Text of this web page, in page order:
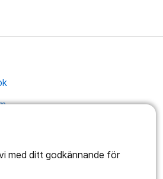
med ditt godkännande för